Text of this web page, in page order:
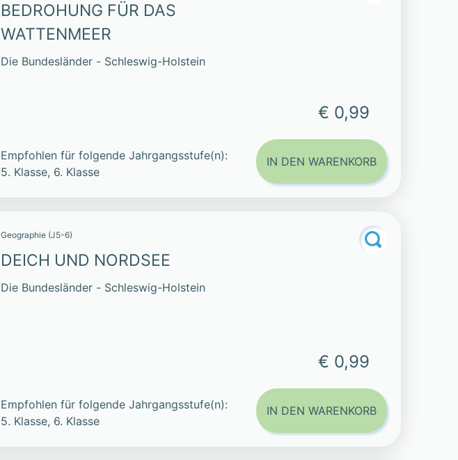
BEDROHUNG FÜR DAS
WATTENMEER
Die Bundesländer - Schleswig-Holstein
Empfohlen für folgende Jahrgangsstufe(n):
5. Klasse, 6. Klasse
€ 0,99
IN DEN WARENKORB
Geographie (J5-6)
DEICH UND NORDSEE
Die Bundesländer - Schleswig-Holstein
Empfohlen für folgende Jahrgangsstufe(n):
5. Klasse, 6. Klasse
€ 0,99
IN DEN WARENKORB